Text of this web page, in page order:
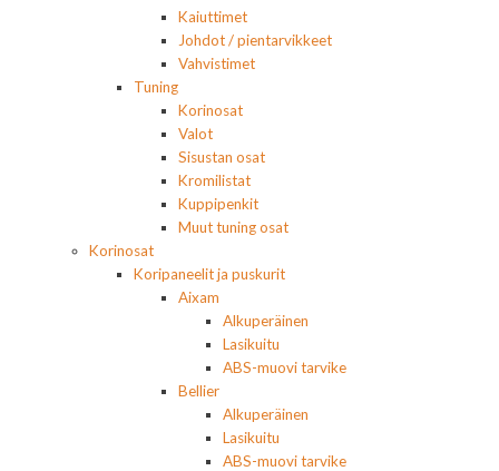
Kaiuttimet
Johdot / pientarvikkeet
Vahvistimet
Tuning
Korinosat
Valot
Sisustan osat
Kromilistat
Kuppipenkit
Muut tuning osat
Korinosat
Koripaneelit ja puskurit
Aixam
Alkuperäinen
Lasikuitu
ABS-muovi tarvike
Bellier
Alkuperäinen
Lasikuitu
ABS-muovi tarvike